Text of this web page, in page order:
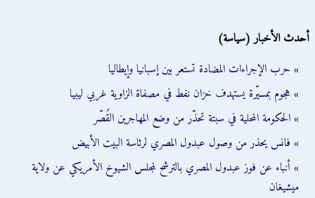
أحدث الأخبار (سياسة)
» حرب الإجراءات المضادة تستعر بين إسبانيا وإيطاليا
» هجوم بمسيّرة يستهدف خزان نفط في مصفاة الزاوية غربي ليبيا
» الحكومة المحلية في سبتة تحذّر من وضع المهاجرين القُصّر
» فانس يحذر من وصول عبدول المصري لرئاسة البيت الأبيض
» أنباء عن فوز عبدول المصري بالترشح لمجلس الشيوخ الأمريكي عن ولاية
ميشيغان